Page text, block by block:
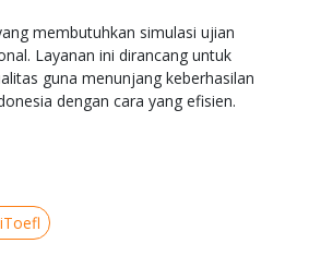
membutuhkan simulasi ujian
Layanan ini dirancang untuk
guna menunjang keberhasilan
dengan cara yang efisien.